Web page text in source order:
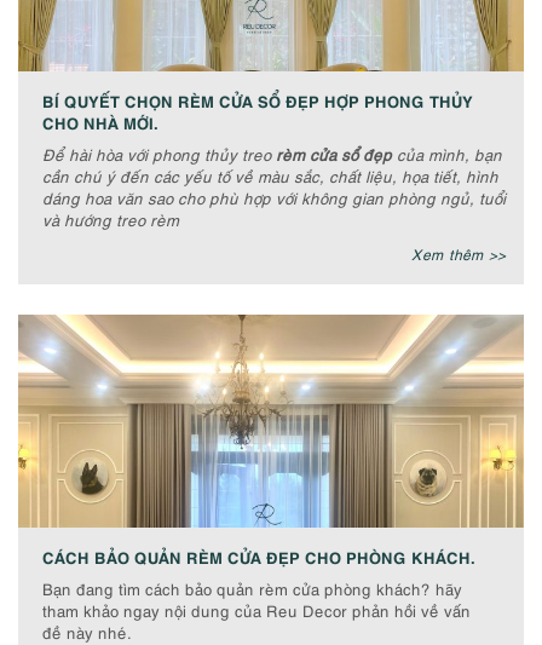
BÍ QUYẾT CHỌN RÈM CỬA SỔ ĐẸP HỢP PHONG THỦY
CHO NHÀ MỚI.
Để hài hòa với phong thủy treo rèm cửa sổ đẹpcủa mình, bạn
cần chú ý đến các yếu tố về màu sắc, chất liệu, họa tiết, hình
dáng hoa văn sao cho phù hợp với không gian phòng ngủ, tuổi
và hướng treo rèm
Xem thêm >>
CÁCH BẢO QUẢN RÈM CỬA ĐẸP CHO PHÒNG KHÁCH.
Bạn đang tìm cách bảo quản rèm cửa phòng khách? hãy
tham khảo ngay nội dung của Reu Decor phản hồi về vấn
đề này nhé.